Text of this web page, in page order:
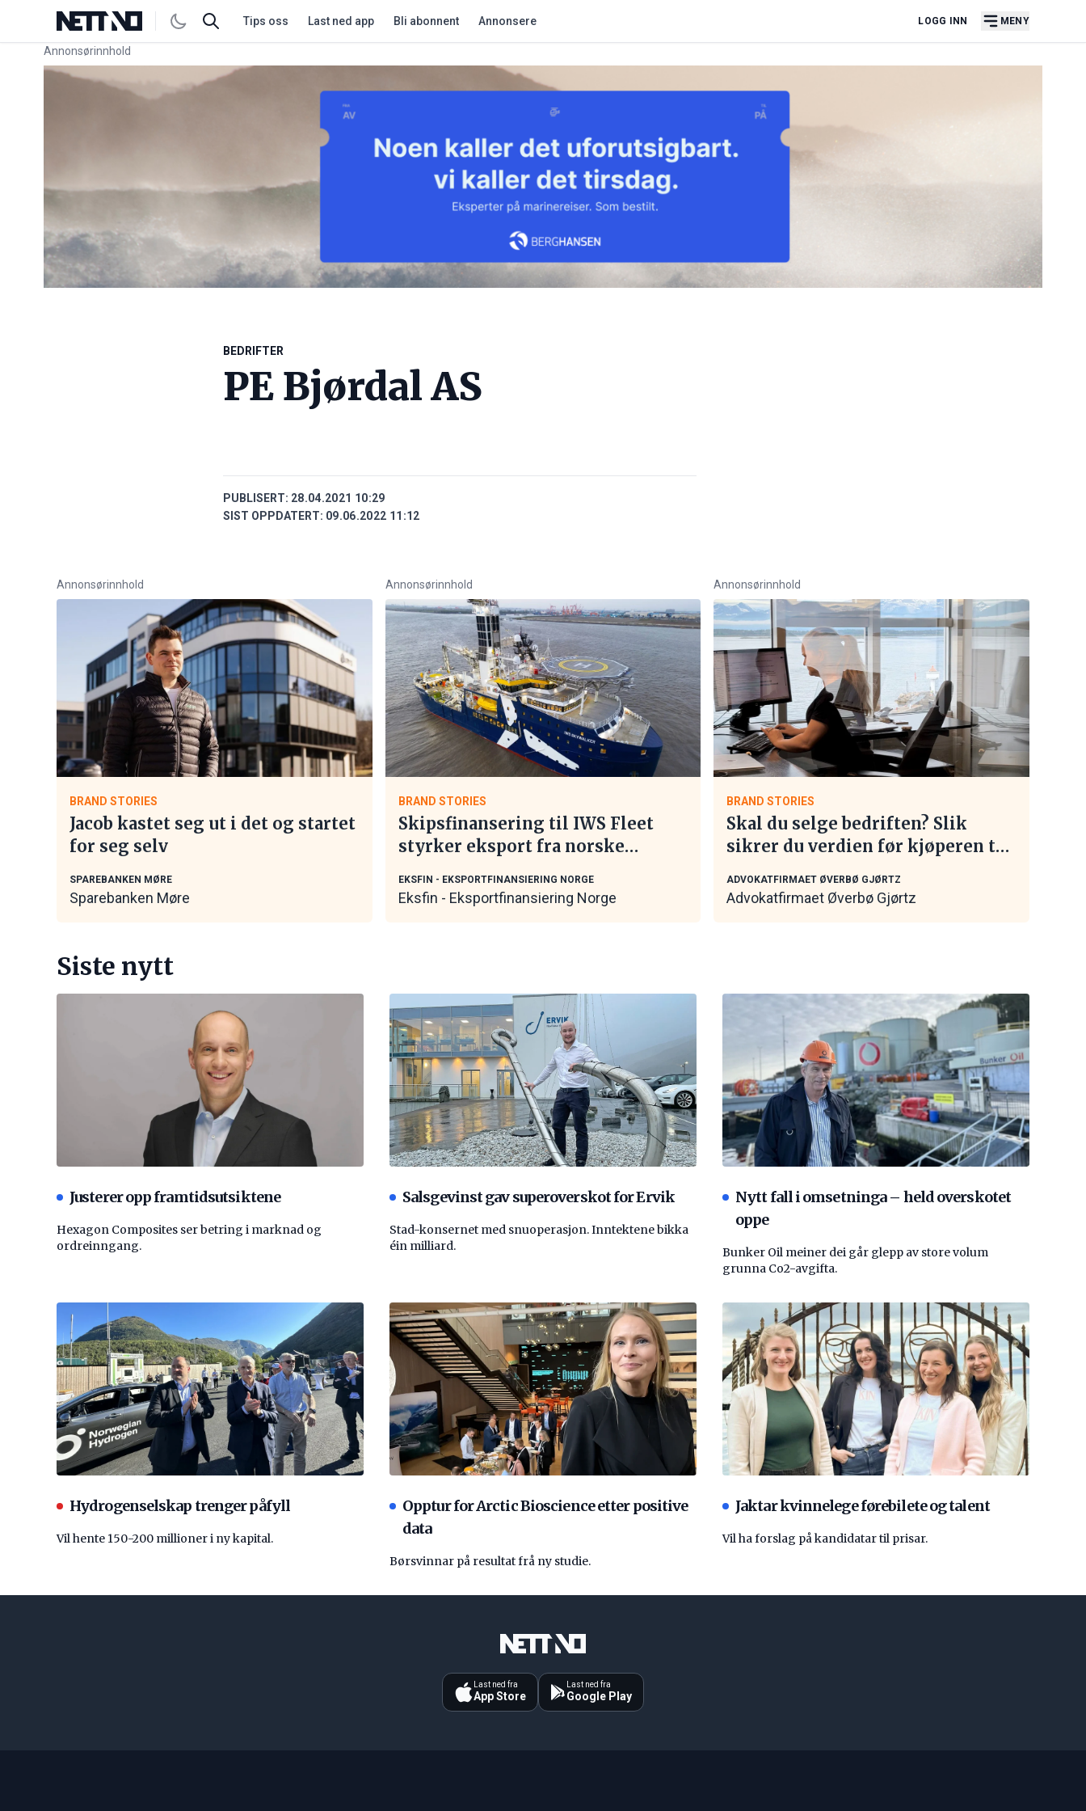
Tips oss Last ned app Bli abonnent Annonsere LOGG INN MENY
Annonsørinnhold
Link for annonse
BEDRIFTER
PE Bjørdal AS
PUBLISERT: 28.04.2021 10:29
SIST OPPDATERT: 09.06.2022 11:12
Annonsørinnhold
BRAND STORIES
Jacob kastet seg ut i det og startet
for seg selv
SPAREBANKEN MØRE
Sparebanken Møre
Annonsørinnhold
BRAND STORIES
Skipsfinansering til IWS Fleet
styrker eksport fra norske
EKSFIN - EKSPORTFINANSIERING NORGE
Eksfin - Eksportfinansiering Norge
Annonsørinnhold
BRAND STORIES
Skal du selge bedriften? Slik
sikrer du verdien før kjøperen tar
ADVOKATFIRMAET ØVERBØ GJØRTZ
Advokatfirmaet Øverbø Gjørtz
Siste nytt
Justerer opp framtidsutsiktene
Hexagon Composites ser betring i marknad og
ordreinngang.
Salsgevinst gav superoverskot for Ervik
Stad-konsernet med snuoperasjon. Inntektene bikka
éin milliard.
Nytt fall i omsetninga – held overskotet
oppe
Bunker Oil meiner dei går glepp av store volum
grunna Co2-avgifta.
Hydrogenselskap trenger påfyll
Vil hente 150-200 millioner i ny kapital.
Opptur for Arctic Bioscience etter positive
data
Børsvinnar på resultat frå ny studie.
Jaktar kvinnelege førebilete og talent
Vil ha forslag på kandidatar til prisar.
Last ned fra
App Store
Last ned fra
Google Play